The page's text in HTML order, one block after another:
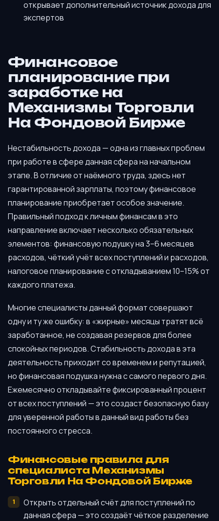
открывает дополнительный источник дохода для
экспертов
Финансовое
планирование при
заработке на
Механизмы Торговли
На Фондовой Бирже
Нестабильность дохода — одна из главных проблем
при работе в сфере данная сфера на начальном
этапе. В отличие от наёмного труда, здесь нет
гарантированной зарплаты, поэтому финансовое
планирование приобретает особое значение.
Правильный подход к личным финансам в это
направление включает несколько обязательных
элементов: финансовую подушку на 3–6 месяцев
расходов, чёткий учёт всех поступлений и расходов,
налоговое планирование с откладыванием 10–15% от
каждого платежа.
Многие специалисты данный формат совершают
одну и ту же ошибку: в «жирные» месяцы тратят всё
заработанное, не создавая резервов для более
спокойных периодов. Стабильность дохода в эта
деятельность приходит со временем и репутацией,
но финансовая подушка нужна с самого первого дня.
Ежемесячно откладывайте фиксированный процент
от всех поступлений — это создаст безопасную базу
для уверенной работы в данный вид работы без
постоянного стресса.
Финансовые правила для
специалиста Механизмы
Торговли На Фондовой Бирже
Открыть отдельный счёт для поступлений по
данная сфера — это создаёт чёткое разделение